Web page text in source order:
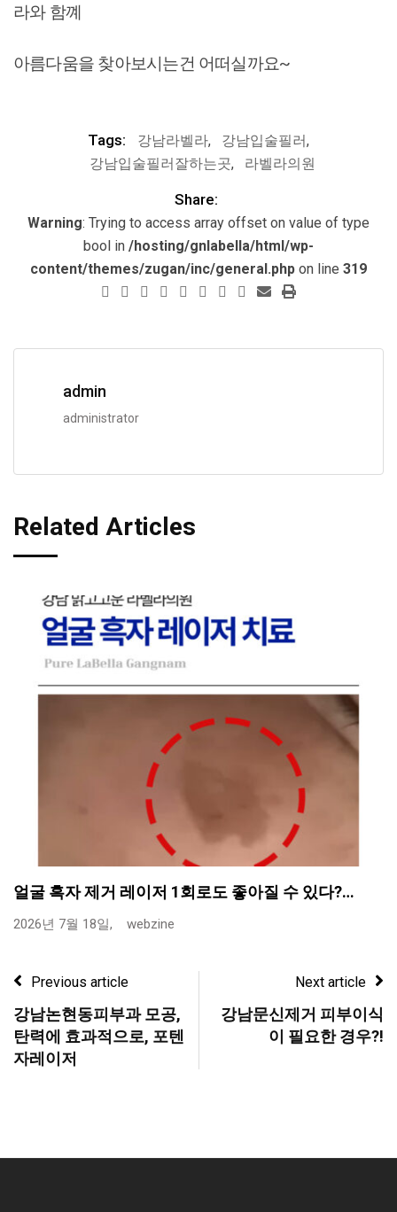
라와 함꼐
아름다움을 찾아보시는건 어떠실까요~
Tags: 강남라벨라, 강남입술필러,
강남입술필러잘하는곳, 라벨라의원
Share:
Warning: Trying to access array offset on value of type
bool in /hosting/gnlabella/html/wp-
content/themes/zugan/inc/general.php on line 319
admin
administrator
Related Articles
얼굴 흑자 제거 레이저 1회로도 좋아질 수 있다?…
2026년 7월 18일, webzine
Previous article
강남논현동피부과 모공,
탄력에 효과적으로, 포텐
자레이저
Next article
강남문신제거 피부이식
이 필요한 경우?!